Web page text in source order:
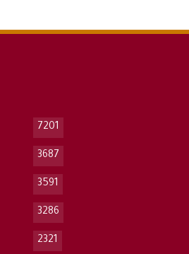
7201
3687
3591
3286
2321